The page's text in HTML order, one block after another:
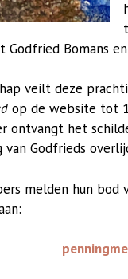
Bomans
veilt deze
op de website tot
ontvangt het
Godfrieds
melden hun